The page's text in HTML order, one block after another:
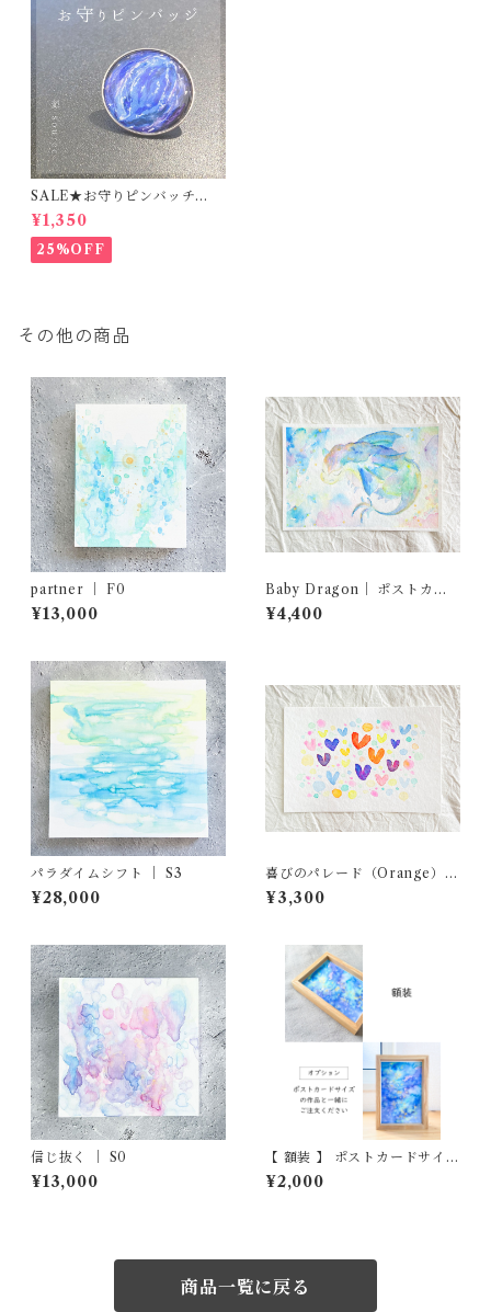
SALE★お守りピンバッチ
【源-source-】
¥1,350
25%OFF
その他の商品
partner ｜ F0
¥13,000
Baby Dragon｜ ポストカー
ド原画
¥4,400
パラダイムシフト ｜ S3
¥28,000
喜びのパレード（Orange）｜
ポストカード原画
¥3,300
信じ抜く ｜ S0
¥13,000
【 額装 】 ポストカードサイズ
用
¥2,000
商品一覧に戻る